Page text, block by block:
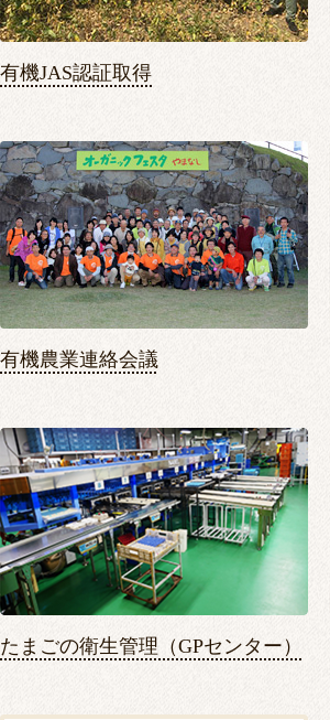
有機JAS認証取得
有機農業連絡会議
たまごの衛生管理（GPセンター）